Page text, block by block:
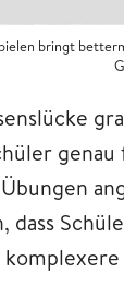
bringt
genau
dass